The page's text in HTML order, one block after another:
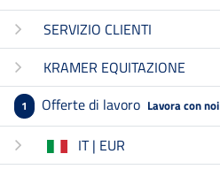
SERVIZIO CLIENTI
KRAMER EQUITAZIONE
1 Offerte di lavoro Lavora con noi
IT | EUR